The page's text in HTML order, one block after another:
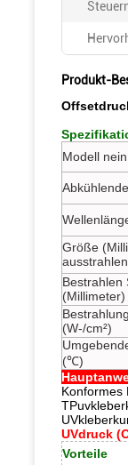
Produkt-
Modell nein.
Größe
ausstrahlen
Bestrahlen
(Millimeter)
(W-/cm²)
(℃)
Konformes
UVdruck
Vorteile